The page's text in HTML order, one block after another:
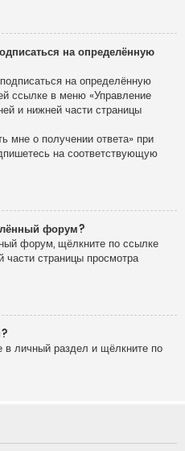
на определённую
на определённую
ссылке в меню «Управление
и нижней части страницы
мне о получении ответа» при
на соответствующую
форум?
форум, щёлкните по ссылке
страницы просмотра
в личный раздел и щёлкните по